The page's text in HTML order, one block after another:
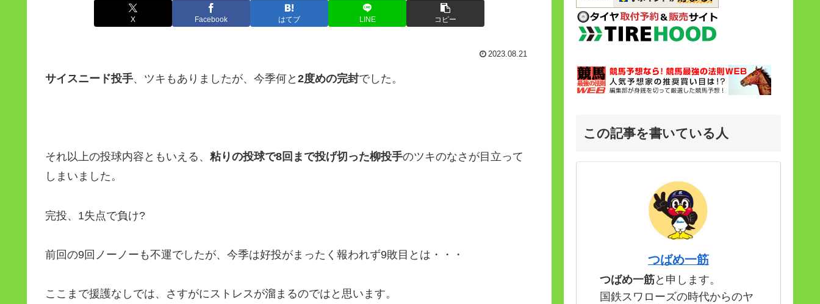
X Facebook はてブ LINE コピー
2023.08.21
サイスニード投手、ツキもありましたが、今季何と 2度めの完封でした。
それ以上の投球内容ともいえる、 粘りの投球で8回まで投げ切った柳投手のツキのなさが目立って
しまいました。
完投、1失点で負け?
前回の9回ノーノーも不運でしたが、今季は好投がまったく報われず9敗目とは・・・
ここまで援護なしでは、さすがにストレスが溜まるのではと思います。
この記事を書いている人
つばめ一筋
つばめ一筋と申します。
国鉄スワローズの時代からのヤ